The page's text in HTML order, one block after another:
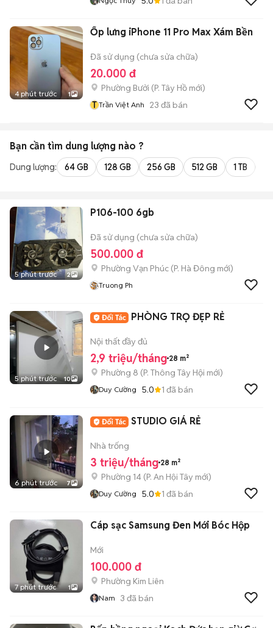
4 phút trước 1
Ốp lưng iPhone 11 Pro Max Xám Bền
Đã sử dụng (chưa sửa chữa)
20.000 đ
Phường Bưởi (P. Tây Hồ mới)
T Trần Việt Anh 23 đã bán
Bạn cần tìm dung lượng nào ?
Dung lượng: 64 GB 128 GB 256 GB 512 GB 1 TB
5 phút trước 2
P106-100 6gb
Đã sử dụng (chưa sửa chữa)
500.000 đ
Phường Vạn Phúc (P. Hà Đông mới)
Truong Ph
5 phút trước 10
PHÒNG TRỌ ĐẸP RẺ
Nội thất đầy đủ
2,9 triệu/tháng 28 m²
Phường 8 (P. Thông Tây Hội mới)
Duy Cường 5.0 1 đã bán
6 phút trước 7
STUDIO GIÁ RẺ
Nhà trống
3 triệu/tháng 28 m²
Phường 14 (P. An Hội Tây mới)
Duy Cường 5.0 1 đã bán
7 phút trước 1
Cáp sạc Samsung Đen Mới Bóc Hộp
Mới
100.000 đ
Phường Kim Liên
Nam 3 đã bán